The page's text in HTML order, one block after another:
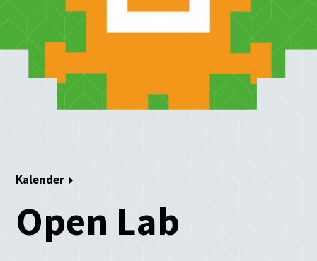
Kalender
Open Lab